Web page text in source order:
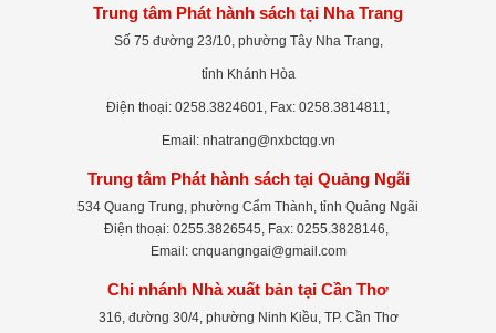
Trung tâm Phát hành sách tại Nha Trang
Số 75 đường 23/10, phường Tây Nha Trang,
tỉnh Khánh Hòa
Điện thoại: 0258.3824601, Fax: 0258.3814811,
Email: nhatrang@nxbctqg.vn
Trung tâm Phát hành sách tại Quảng Ngãi
534 Quang Trung, phường Cẩm Thành, tỉnh Quảng Ngãi
Điện thoại: 0255.3826545, Fax: 0255.3828146,
Email: cnquangngai@gmail.com
Chi nhánh Nhà xuất bản tại Cần Thơ
316, đường 30/4, phường Ninh Kiều, TP. Cần Thơ